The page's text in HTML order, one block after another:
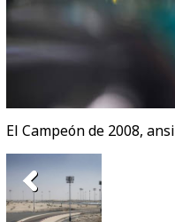
El Campeón de 2008,